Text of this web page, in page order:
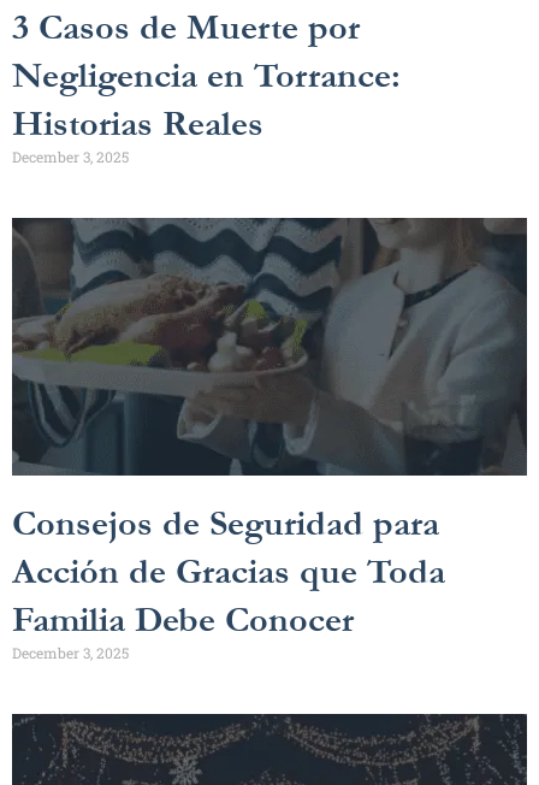
3 Casos de Muerte por
Negligencia en Torrance:
Historias Reales
December 3, 2025
Consejos de Seguridad para
Acción de Gracias que Toda
Familia Debe Conocer
December 3, 2025